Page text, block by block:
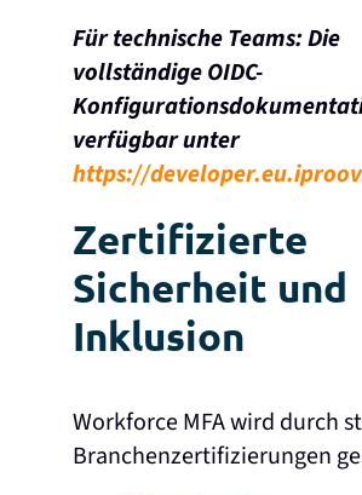
Für technische Teams: Die
vollständige OIDC-
verfügbar unter
https://
Zertifizierte
Sicherheit und
Inklusion
Workforce MFA wird durch
Branchenzertifizierungen